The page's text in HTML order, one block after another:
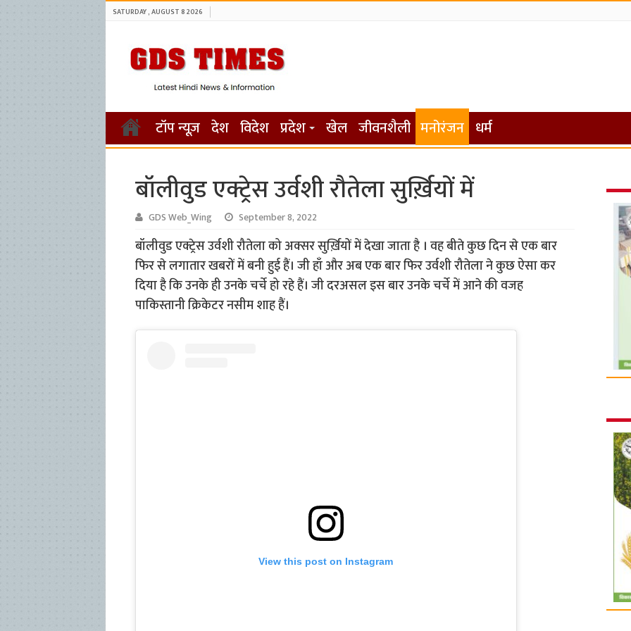
SATURDAY , AUGUST 8 2026
टॉप न्यूज़ देश विदेश प्रदेश खेल जीवनशैली मनोरंजन धर्म
बॉलीवुड एक्ट्रेस उर्वशी रौतेला सुर्ख़ियों में
GDS Web_Wing September 8, 2022
बॉलीवुड एक्ट्रेस उर्वशी रौतेला को अक्सर सुर्ख़ियों में देखा जाता है । वह बीते कुछ दिन से एक बार
फिर से लगातार खबरों में बनी हुई हैं। जी हाँ और अब एक बार फिर उर्वशी रौतेला ने कुछ ऐसा कर
दिया है कि उनके ही उनके चर्चे हो रहे हैं। जी दरअसल इस बार उनके चर्चे में आने की वजह
पाकिस्तानी क्रिकेटर नसीम शाह हैं।
View this post on Instagram